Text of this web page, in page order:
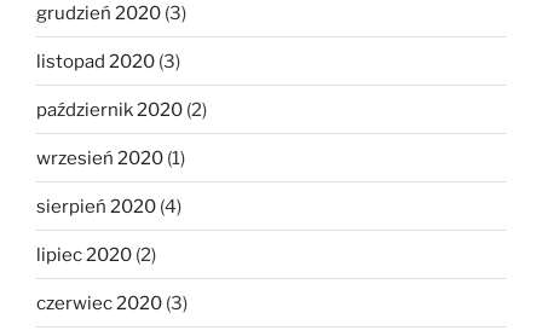
grudzień 2020 (3)
listopad 2020 (3)
październik 2020 (2)
wrzesień 2020 (1)
sierpień 2020 (4)
lipiec 2020 (2)
czerwiec 2020 (3)